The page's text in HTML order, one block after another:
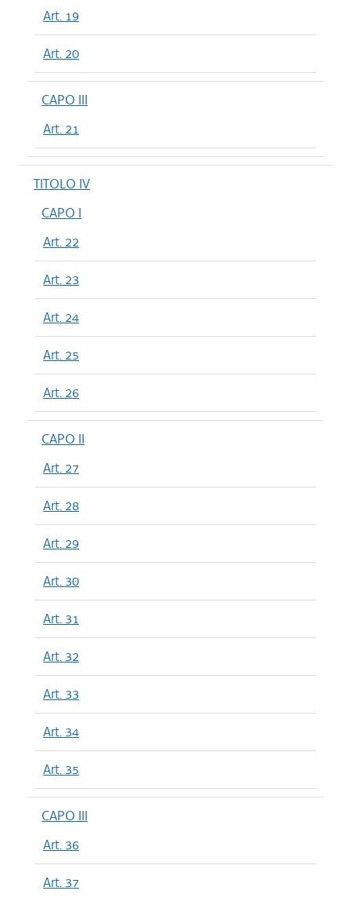
Art. 19
Art. 20
CAPO III
Art. 21
TITOLO IV
CAPO I
Art. 22
Art. 23
Art. 24
Art. 25
Art. 26
CAPO II
Art. 27
Art. 28
Art. 29
Art. 30
Art. 31
Art. 32
Art. 33
Art. 34
Art. 35
CAPO III
Art. 36
Art. 37